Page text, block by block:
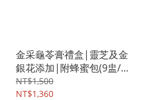
金采龜苓膏禮盒|靈芝及金
銀花添加|附蜂蜜包(9盅/盒
x2)
NT$1,500
NT$1,360